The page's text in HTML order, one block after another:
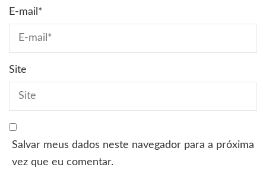
E-mail *
Site
Salvar meus dados neste navegador para a próxima
vez que eu comentar.